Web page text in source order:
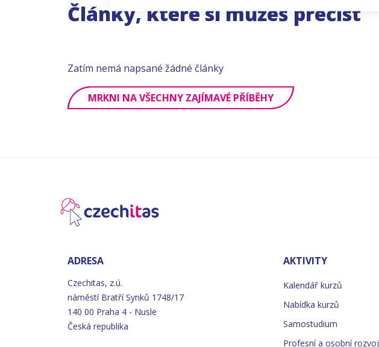
Články, které si můžeš přečíst
Zatím nemá napsané žádné články
MRKNI NA VŠECHNY ZAJÍMAVÉ PŘÍBĚHY
ADRESA
Czechitas, z.ú.
náměstí Bratří Synků 1748/17
140 00 Praha 4 - Nusle
Česká republika
AKTIVITY
Kalendář kurzů
Nabídka kurzů
Samostudium
Profesní a osobní rozvoj